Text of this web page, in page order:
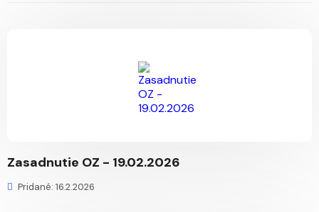
Zasadnutie OZ - 19.02.2026
Pridané: 16.2.2026